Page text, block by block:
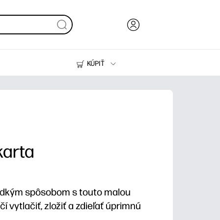
KÚPIŤ
Tlačiarne
spôsobom s touto malou
vytlačiť, zložiť a zdieľať úprimnú